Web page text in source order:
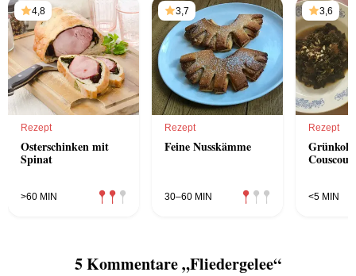
4,8
Rezept
Osterschinken mit
Spinat
>60 MIN
3,7
Rezept
Feine Nusskämme
30–60 MIN
3,6
Rezept
<5 MIN
5 Kommentare „Fliedergelee“